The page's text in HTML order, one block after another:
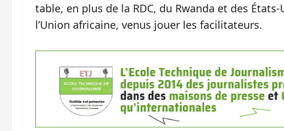
table, en plus de la RDC, du Rwanda et des
l’Union africaine, venus jouer les facilitateurs.